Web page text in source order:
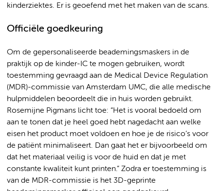
kinderziektes. Er is geoefend met het maken van de scans.
Officiële goedkeuring
Om de gepersonaliseerde beademingsmaskers in de
praktijk op de kinder-IC te mogen gebruiken, wordt
toestemming gevraagd aan de Medical Device Regulation
(MDR)-commissie van Amsterdam UMC, die alle medische
hulpmiddelen beoordeelt die in huis worden gebruikt.
Rosemijne Pigmans licht toe: “Het is vooral bedoeld om
aan te tonen dat je heel goed hebt nagedacht aan welke
eisen het product moet voldoen en hoe je de risico’s voor
de patiënt minimaliseert. Dan gaat het er bijvoorbeeld om
dat het materiaal veilig is voor de huid en dat je met
constante kwaliteit kunt printen.” Zodra er toestemming is
van de MDR-commissie is het 3D-geprinte